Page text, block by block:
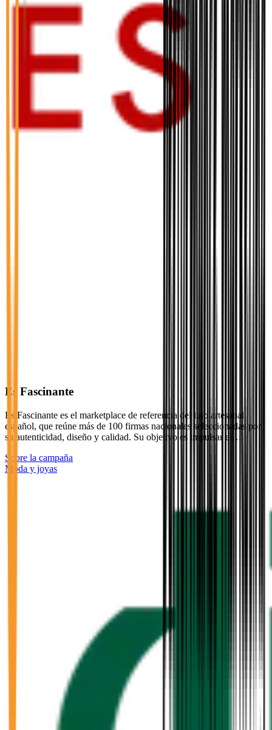
Es Fascinante
Es Fascinante es el marketplace de referencia del lujo artesanal
español, que reúne más de 100 firmas nacionales seleccionadas por
su autenticidad, diseño y calidad. Su objetivo es impulsar el…
Sobre la campaña
Moda y joyas